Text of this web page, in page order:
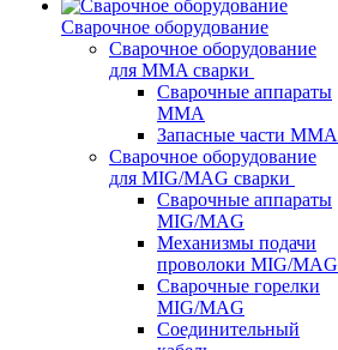
Сварочное оборудование
Сварочное оборудование
для MMA сварки
Сварочные аппараты
MMA
Запасные части MMA
Сварочное оборудование
для MIG/MAG сварки
Сварочные аппараты
MIG/MAG
Механизмы подачи
проволоки MIG/MAG
Сварочные горелки
MIG/MAG
Соединительный